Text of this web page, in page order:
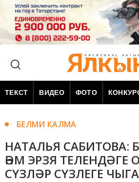
ТЕКСТ ВИДЕО ФОТО
БЕЛМИ КАЛМА
НАТАЛЬЯ САБИТОВА:
ҺӘМ ЭРЗЯ
СҮЗЛӘР СҮЗЛЕГЕ